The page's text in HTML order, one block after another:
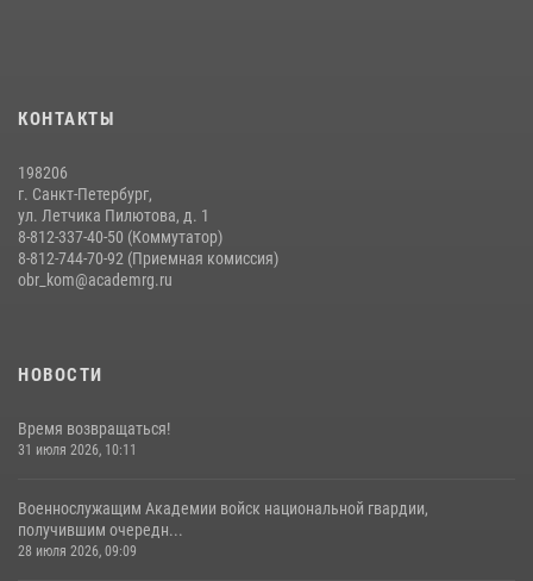
КОНТАКТЫ
198206
г. Санкт-Петербург,
ул. Летчика Пилютова, д. 1
8-812-337-40-50 (Коммутатор)
8-812-744-70-92 (Приемная комиссия)
obr_kom@academrg.ru
НОВОСТИ
Время возвращаться!
31 июля 2026, 10:11
Военнослужащим Академии войск национальной гвардии,
получившим очередн...
28 июля 2026, 09:09